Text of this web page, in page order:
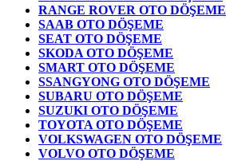
RANGE ROVER OTO DÖŞEME
SAAB OTO DÖŞEME
SEAT OTO DÖŞEME
SKODA OTO DÖŞEME
SMART OTO DÖŞEME
SSANGYONG OTO DÖŞEME
SUBARU OTO DÖŞEME
SUZUKI OTO DÖŞEME
TOYOTA OTO DÖŞEME
VOLKSWAGEN OTO DÖŞEME
VOLVO OTO DÖŞEME